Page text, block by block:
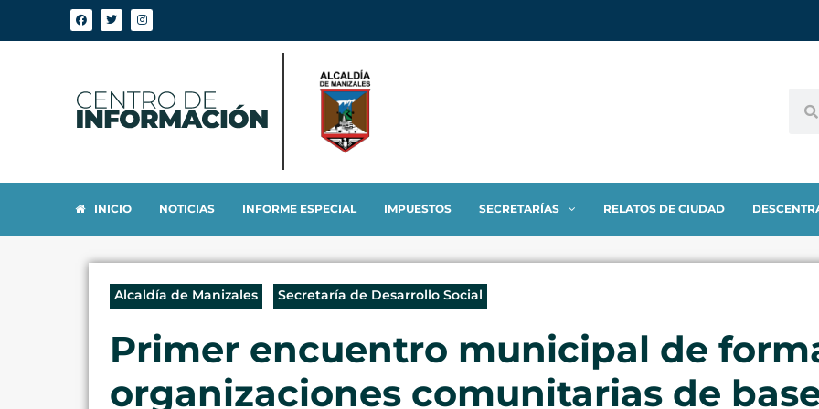
INICIO NOTICIAS INFORME ESPECIAL IMPUESTOS SECRETARÍAS RELATOS DE CIUDAD
Alcaldía de Manizales Secretaría de Desarrollo Social
Primer encuentro municipal de
organizaciones comunitarias de